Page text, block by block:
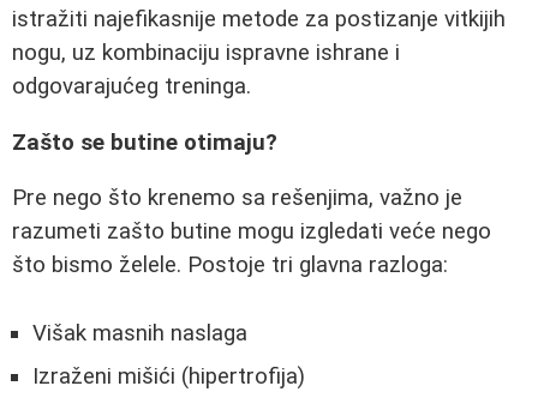
istražiti najefikasnije metode za postizanje vitkijih
nogu, uz kombinaciju ispravne ishrane i
odgovarajućeg treninga.
Zašto se butine otimaju?
Pre nego što krenemo sa rešenjima, važno je
razumeti zašto butine mogu izgledati veće nego
što bismo želele. Postoje tri glavna razloga:
Višak masnih naslaga
Izraženi mišići (hipertrofija)